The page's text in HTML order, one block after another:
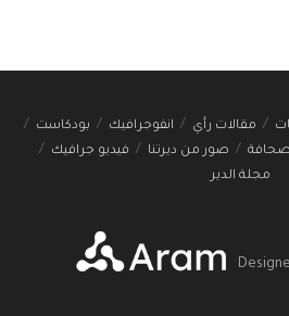
مقالات رأي انفوجرافيك
بودكاست
صحافة صور من ديرتنا
فيديو جرافيك
مجلة الدير